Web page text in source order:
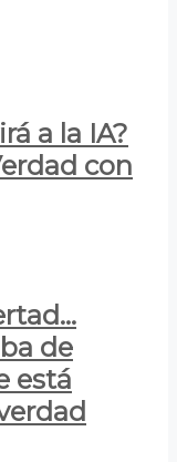
a la IA?
con
de
está